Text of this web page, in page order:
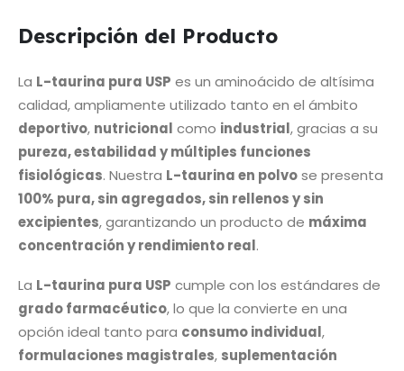
Descripción del Producto
La L-taurina pura USP es un aminoácido de altísima
calidad, ampliamente utilizado tanto en el ámbito
deportivo, nutricional como industrial, gracias a su
pureza, estabilidad y múltiples funciones
fisiológicas. Nuestra L-taurina en polvose presenta
100% pura, sin agregados, sin rellenos y sin
excipientes, garantizando un producto de máxima
concentración y rendimiento real.
La L-taurina pura USP cumple con los estándares de
grado farmacéutico, lo que la convierte en una
opción ideal tanto para consumo individual,
formulaciones magistrales, suplementación